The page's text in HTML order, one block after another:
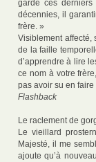
gardé ces
décennies, il
frère. »
Visiblement
de la faille
d’apprendre à lire
ce nom à votre
pas avoir su en faire
Flashback
Le raclement de
Le vieillard
Majesté, il me
ajoute qu’à